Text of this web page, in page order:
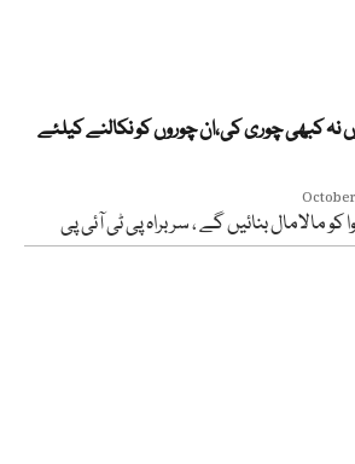
کبھی چوری کی،ان چوروں کو نکالنے کیلئے
October
کو مالامال بنائیں گے ، سربراہ پی ٹی آئی پی